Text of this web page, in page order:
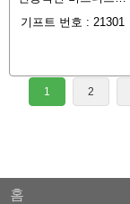
기프트 번호 : 21301
1 2
홈